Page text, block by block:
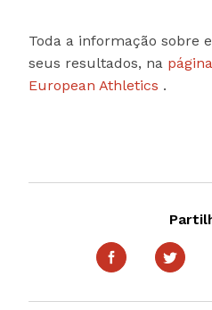
Toda a informação sobre
seus resultados, na
European Athletics .